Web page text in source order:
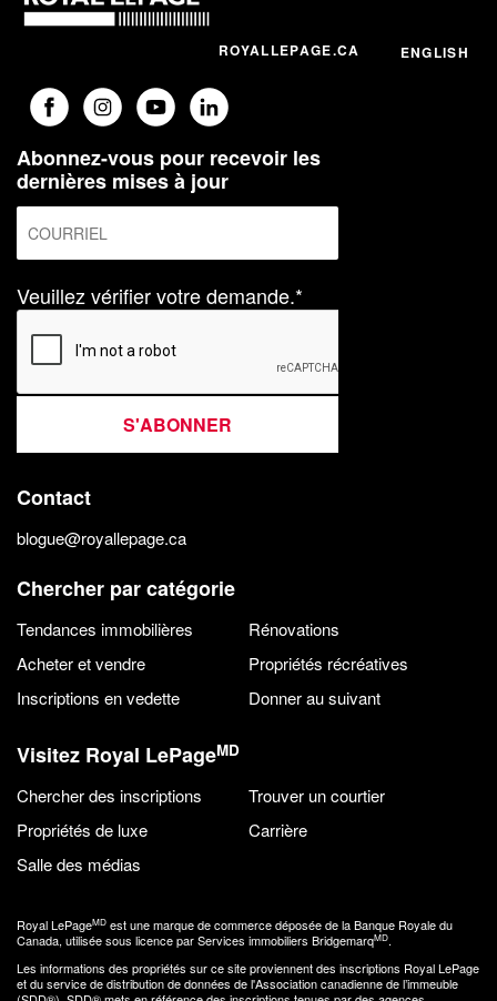
ROYALLEPAGE.CA ENGLISH
Abonnez-vous pour recevoir les
dernières mises à jour
Veuillez vérifier votre demande.*
S'ABONNER
Contact
blogue@royallepage.ca
Chercher par catégorie
Tendances immobilières
Rénovations
Acheter et vendre
Propriétés récréatives
Inscriptions en vedette
Donner au suivant
Visitez Royal LePageMD
Chercher des inscriptions
Trouver un courtier
Propriétés de luxe
Carrière
Salle des médias
Royal LePageMD est une marque de commerce déposée de la Banque Royale du
Canada, utilisée sous licence par Services immobiliers BridgemarqMD.
Les informations des propriétés sur ce site proviennent des inscriptions Royal LePage
et du service de distribution de données de l'Association canadienne de l’immeuble